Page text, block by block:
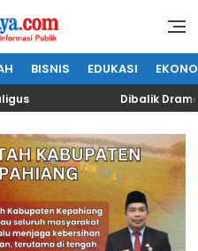
Publik
BISNIS EDUKASI
Dibalik Drama